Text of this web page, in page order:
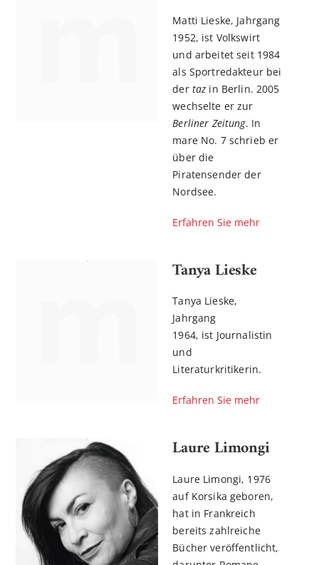
Matti Lieske, Jahrgang
1952, ist Volkswirt
und arbeitet seit 1984
als Sportredakteur bei
der taz in Berlin. 2005
wechselte er zur
Berliner Zeitung. In
mare No. 7 schrieb er
über die
Piratensender der
Nordsee.
Erfahren Sie mehr
Tanya Lieske
Tanya Lieske,
Jahrgang
1964, ist Journalistin
und
Literaturkritikerin.
Erfahren Sie mehr
Laure Limongi
Laure Limongi, 1976
auf Korsika geboren,
hat in Frankreich
bereits zahlreiche
Bücher veröffentlicht,